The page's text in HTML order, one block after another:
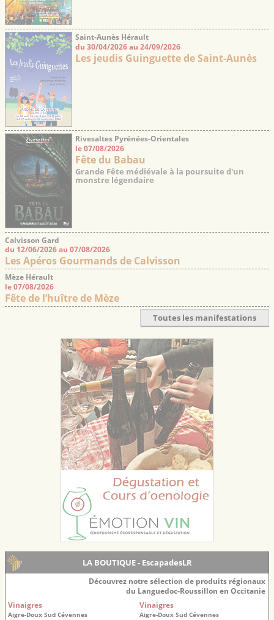
Saint-Aunès Hérault
du 30/04/2026 au 24/09/2026
Les jeudis Guinguette de Saint-Aunès
Rivesaltes Pyrénées-Orientales
le 07/08/2026
Fête du Babau
Grande Fête médiévale à la poursuite d'un
monstre légendaire
Calvisson Gard
du 12/06/2026 au 07/08/2026
Les Apéros Gourmands de Calvisson
Mèze Hérault
le 07/08/2026
Fête de l’huître de Mèze
Toutes les manifestations
LA BOUTIQUE - EscapadesLR
Découvrez notre sélection de produits régionaux
du Languedoc-Roussillon en Occitanie
Vinaigres
Aigre-Doux Sud Cévennes
Vinaigres
Aigre-Doux Sud Cévennes